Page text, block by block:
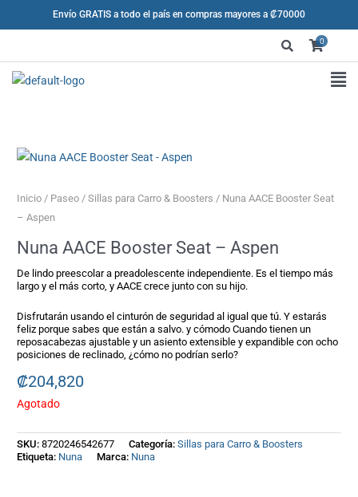
e
al
contenido
Envío GRATIS a todo el país en compras mayores a ₡70000
0
Inicio / Paseo /Sillas para Carro & Boosters / Nuna AACE Booster Seat
– Aspen
Nuna AACE Booster Seat – Aspen
De lindo preescolar a preadolescente independiente. Es el tiempo más
largo y el más corto, y AACE crece junto con su hijo.
Disfrutarán usando el cinturón de seguridad al igual que tú. Y estarás
feliz porque sabes que están a salvo. y cómodo Cuando tienen un
reposacabezas ajustable y un asiento extensible y expandible con ocho
posiciones de reclinado, ¿cómo no podrían serlo?
₡204,820
Agotado
SKU:8720246542677 Categoría:Sillas para Carro & Boosters
Etiqueta: Nuna Marca: Nuna